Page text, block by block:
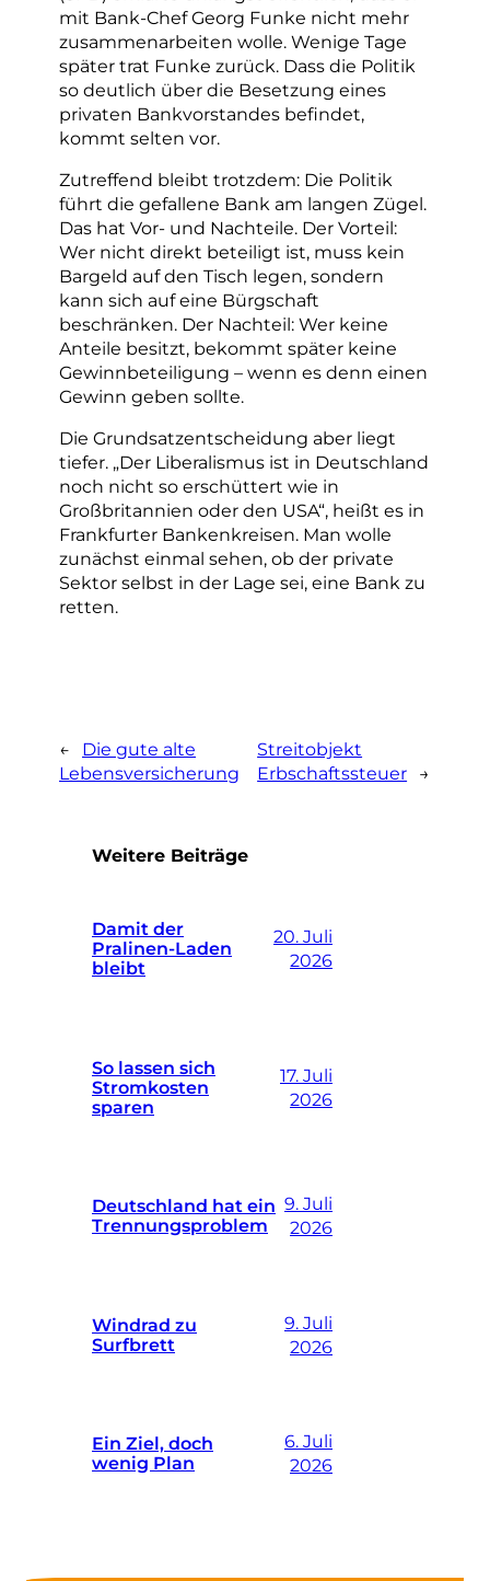
mit Bank-Chef Georg Funke nicht mehr
zusammenarbeiten wolle. Wenige Tage
später trat Funke zurück. Dass die Politik
so deutlich über die Besetzung eines
privaten Bankvorstandes befindet,
kommt selten vor.
Zutreffend bleibt trotzdem: Die Politik
führt die gefallene Bank am langen Zügel.
Das hat Vor- und Nachteile. Der Vorteil:
Wer nicht direkt beteiligt ist, muss kein
Bargeld auf den Tisch legen, sondern
kann sich auf eine Bürgschaft
beschränken. Der Nachteil: Wer keine
Anteile besitzt, bekommt später keine
Gewinnbeteiligung – wenn es denn einen
Gewinn geben sollte.
Die Grundsatzentscheidung aber liegt
tiefer. „Der Liberalismus ist in Deutschland
noch nicht so erschüttert wie in
Großbritannien oder den USA“, heißt es in
Frankfurter Bankenkreisen. Man wolle
zunächst einmal sehen, ob der private
Sektor selbst in der Lage sei, eine Bank zu
retten.
←
Die gute alte
Lebensversicherung
Streitobjekt
Erbschaftssteuer →
Weitere Beiträge
Damit der
Pralinen-Laden
bleibt
20. Juli
2026
So lassen sich
Stromkosten
sparen
17. Juli
2026
Deutschland hat ein
Trennungsproblem
9. Juli
2026
Windrad zu
Surfbrett
9. Juli
2026
Ein Ziel, doch
wenig Plan
6. Juli
2026